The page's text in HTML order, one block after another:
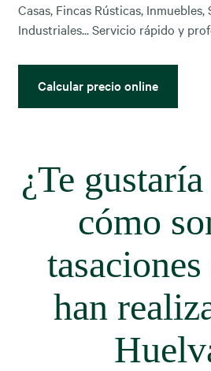
Casas, Fincas Rústicas, Inmuebles,
Industriales... Servicio rápido y
Calcular precio online
¿Te
cómo
tasaciones
han